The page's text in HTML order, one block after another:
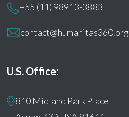
+55 (11) 98913-3883
contact@humanitas360.org
U.S. Office:
810 Midland Park Place